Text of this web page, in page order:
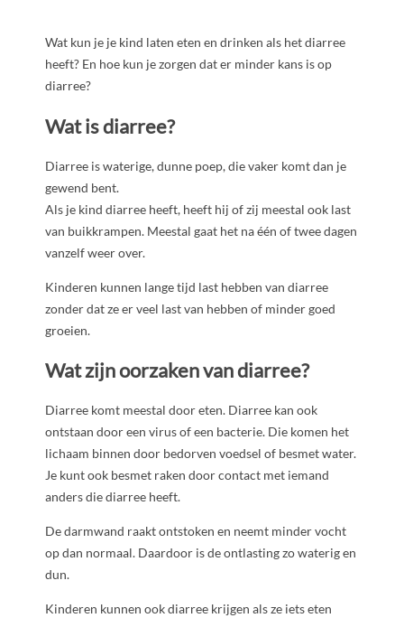
Wat kun je je kind laten eten en drinken als het diarree
heeft? En hoe kun je zorgen dat er minder kans is op
diarree?
Wat is diarree?
Diarree is waterige, dunne poep, die vaker komt dan je
gewend bent.
Als je kind diarree heeft, heeft hij of zij meestal ook last
van buikkrampen. Meestal gaat het na één of twee dagen
vanzelf weer over.
Kinderen kunnen lange tijd last hebben van diarree
zonder dat ze er veel last van hebben of minder goed
groeien.
Wat zijn oorzaken van diarree?
Diarree komt meestal door eten. Diarree kan ook
ontstaan door een virus of een bacterie. Die komen het
lichaam binnen door bedorven voedsel of besmet water.
Je kunt ook besmet raken door contact met iemand
anders die diarree heeft.
De darmwand raakt ontstoken en neemt minder vocht
op dan normaal. Daardoor is de ontlasting zo waterig en
dun.
Kinderen kunnen ook diarree krijgen als ze iets eten